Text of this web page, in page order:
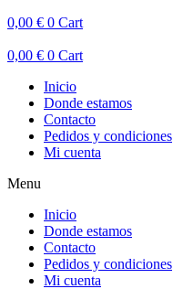
0,00 € 0 Cart
0,00 € 0 Cart
Inicio
Donde estamos
Contacto
Pedidos y condiciones
Mi cuenta
Menu
Inicio
Donde estamos
Contacto
Pedidos y condiciones
Mi cuenta